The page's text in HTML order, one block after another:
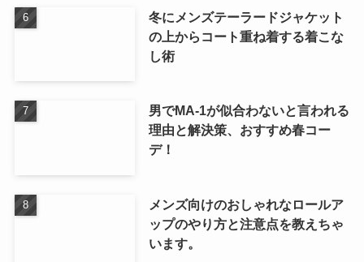
冬にメンズテーラードジャケット
の上からコート重ね着する着こな
し術
男でMA-1が似合わないと言われる
理由と解決策、おすすめ春コー
デ！
メンズ向けのおしゃれなロールア
ップのやり方と注意点を教えちゃ
います。